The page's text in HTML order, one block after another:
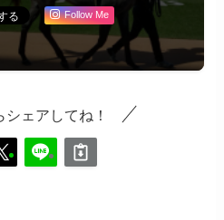
Follow Me
シェアしてね！